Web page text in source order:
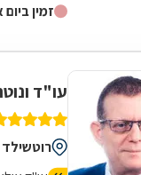
זמין ביום
עו"ד
רוטשילד 10, בת ים